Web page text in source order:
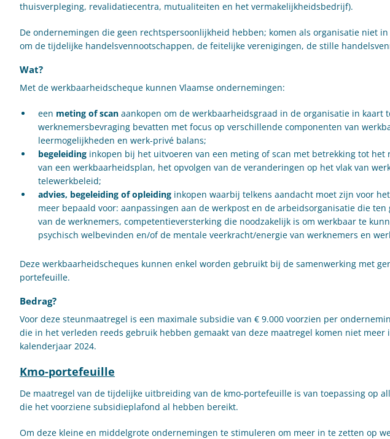
thuisverpleging, revalidatiecentra, mutualiteiten en het vermakelijkheidsbedrijf).
De ondernemingen die geen rechtspersoonlijkheid hebben; komen als organisatie niet
om de tijdelijke handelsvennootschappen, de feitelijke verenigingen, de stille
Wat?
Met de werkbaarheidscheque kunnen Vlaamse ondernemingen:
een meting of scan aankopen om de werkbaarheidsgraad in de organisatie in kaart
werknemersbevraging bevatten met focus op verschillende componenten van
leermogelijkheden en werk-privé balans;
begeleiding inkopen bij het uitvoeren van een meting of scan met betrekking tot
van een werkbaarheidsplan, het opvolgen van de veranderingen op het vlak van
telewerkbeleid;
advies, begeleiding of opleiding inkopen waarbij telkens aandacht moet zijn voor
meer bepaald voor: aanpassingen aan de werkpost en de arbeidsorganisatie die
van de werknemers, competentieversterking die noodzakelijk is om werkbaar te
psychisch welbevinden en/of de mentale veerkracht/energie van werknemers en
Deze werkbaarheidscheques kunnen enkel worden gebruikt bij de samenwerking met
portefeuille.
Bedrag?
Voor deze steunmaatregel is een maximale subsidie van € 9.000 voorzien per
die in het verleden reeds gebruik hebben gemaakt van deze maatregel komen niet
kalenderjaar 2024.
Kmo-portefeuille
De maatregel van de tijdelijke uitbreiding van de kmo-portefeuille is van toepassing op
die het voorziene subsidieplafond al hebben bereikt.
Om deze kleine en middelgrote ondernemingen te stimuleren om meer in te zetten op